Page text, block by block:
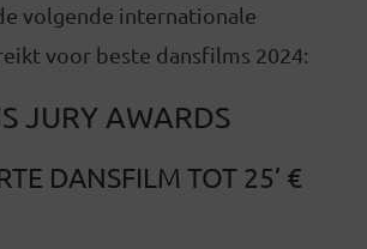
volgende internationale
voor beste dansfilms 2024:
JURY AWARDS
DANSFILM TOT 25’ €